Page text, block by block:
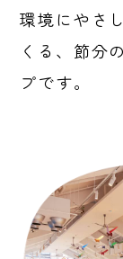
環境にやさ
くる、節分
プです。